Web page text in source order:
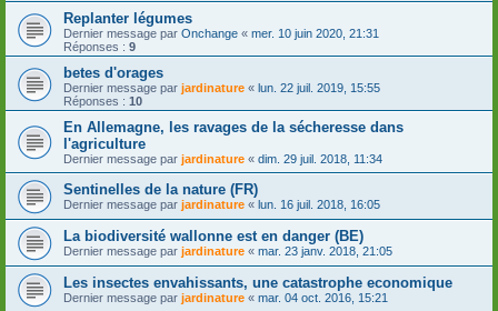
Replanter légumes
Dernier message par Onchange « mer. 10 juin 2020, 21:31
Réponses : 9
betes d'orages
Dernier message par jardinature « lun. 22 juil. 2019, 15:55
Réponses : 10
En Allemagne, les ravages de la sécheresse dans
l'agriculture
Dernier message par jardinature « dim. 29 juil. 2018, 11:34
Sentinelles de la nature (FR)
Dernier message par jardinature « lun. 16 juil. 2018, 16:05
La biodiversité wallonne est en danger (BE)
Dernier message par jardinature « mar. 23 janv. 2018, 21:05
Les insectes envahissants, une catastrophe economique
Dernier message par jardinature « mar. 04 oct. 2016, 15:21